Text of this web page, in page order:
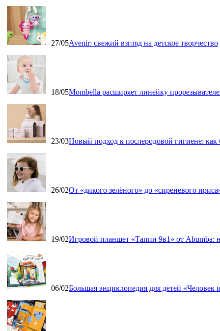
27/05Avenir: свежий взгляд на детское творчество
18/05Mombella расширяет линейку
23/03Новый подход к послеродовой гигиене:
26/02От «дикого зелёного» до «сиреневого
19/02Игровой планшет «Таппи 9в1» от Abumba:
06/02Большая энциклопедия для детей